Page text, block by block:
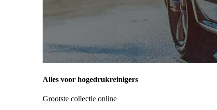
Alles voor hogedrukreinigers
Grootste collectie online